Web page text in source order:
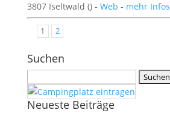
3807 Iseltwald () - Web - mehr Infos
1 2
Suchen
nach:
Neueste Beiträge